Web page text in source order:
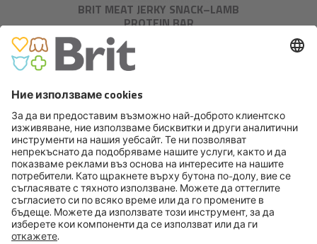
BRIT MEAT JERKY SNACK–LAMB
PROTEIN BAR
BRIT CARE DOG FUNCTIONAL